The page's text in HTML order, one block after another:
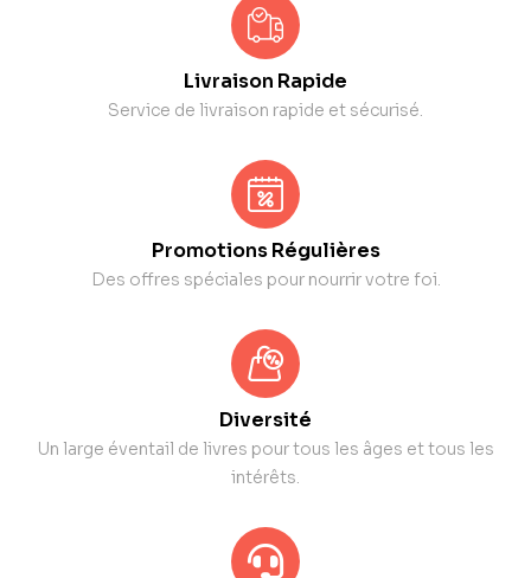
Livraison Rapide
Service de livraison rapide et sécurisé.
Promotions Régulières
Des offres spéciales pour nourrir votre foi.
Diversité
Un large éventail de livres pour tous les âges et tous les
intérêts.